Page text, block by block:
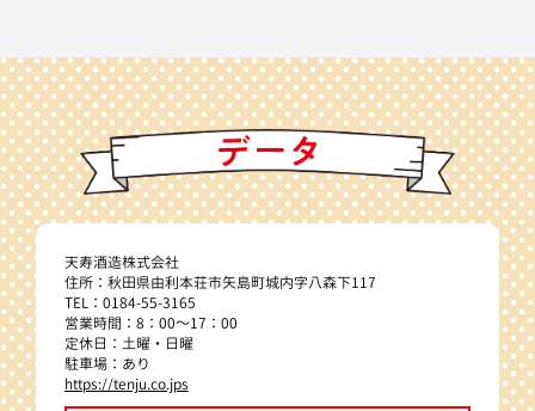
天寿酒造株式会社
住所：秋田県由利本荘市矢島町城内字八森下117
TEL：0184-55-3165
営業時間：8：00～17：00
定休日：土曜・日曜
駐車場：あり
https://tenju.co.jps